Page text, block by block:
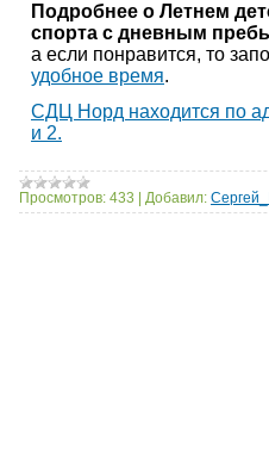
Подробнее о Летнем
спорта с дневным
а если понравится, то
удобное время.
СДЦ Норд находится по
и 2.
Просмотров: 433 Добавил: